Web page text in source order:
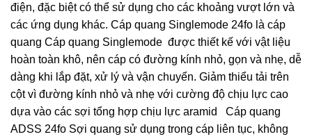
điện, đặc biệt có thể sử dụng cho các khoảng vượt lớn và
các ứng dụng khác. Cáp quang Singlemode 24fo là cáp
quang Cáp quang Singlemode được thiết kế với vật liệu
hoàn toàn khô, nên cáp có đường kính nhỏ, gọn và nhẹ, dễ
dàng khi lắp đặt, xử lý và vận chuyển. Giảm thiểu tải trên
cột vì đường kính nhỏ và nhẹ với cường độ chịu lực cao
dựa vào các sợi tổng hợp chịu lực aramid Cáp quang
ADSS 24fo Sợi quang sử dụng trong cáp liên tục, không